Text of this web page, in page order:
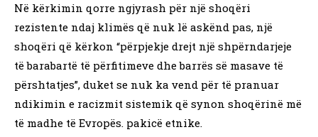
Në kërkimin qorre ngjyrash për një shoqëri
rezistente ndaj klimës që nuk lë askënd pas, një
shoqëri që kërkon “përpjekje drejt një shpërndarjeje
të barabartë të përfitimeve dhe barrës së masave të
përshtatjes”, duket se nuk ka vend për të pranuar
ndikimin e racizmit sistemik që synon shoqërinë më
të madhe të Evropës. pakicë etnike.